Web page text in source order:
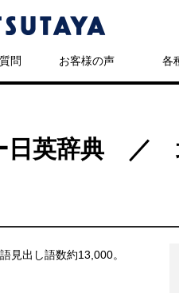
問 お客様の声 各
日英辞典 ／
見出し語数約13,000。